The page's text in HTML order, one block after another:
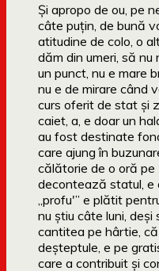
Și apropo de ou, pe
câte puțin, de bună
atitudine de colo, o
dăm din umeri, să
un punct, nu e mare
nu e de mirare când
curs oferit de stat și
caiet, a, e doar un
au fost destinate
care ajung în
călătorie de o oră pe
decontează statul, e
„profu'” e plătit
nu știu câte luni,
cantitea pe hârtie,
deșteptule, e pe
care a contribuit și